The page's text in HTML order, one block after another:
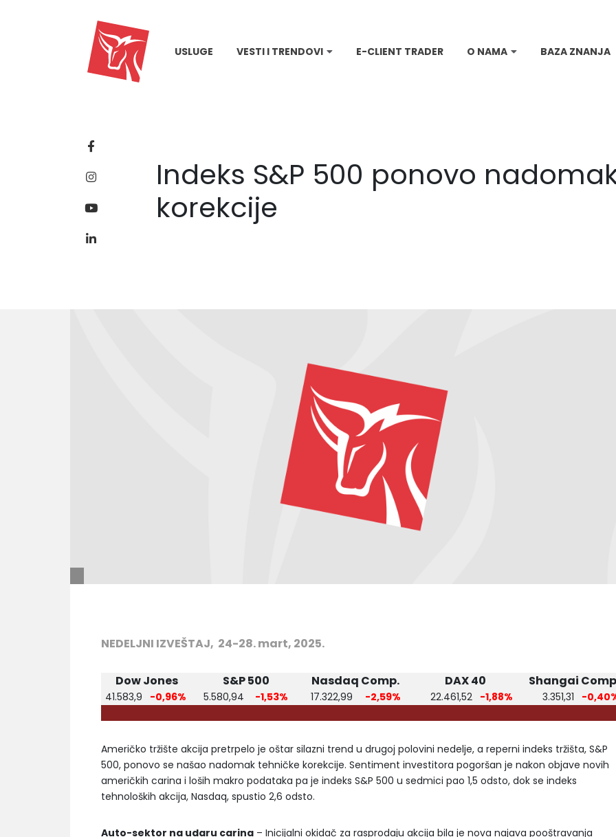
USLUGE VESTI I TRENDOVI E-CLIENT TRADER O NAMA BAZA ZNANJA
Indeks S&P 500 ponovo
korekcije
NEDELJNI IZVEŠTAJ, 24-28. mart, 2025.
Dow Jones S&P 500 Nasdaq Comp. DAX 40 Shangai
41.583,9 -0,96% 5.580,94 -1,53% 17.322,99 -2,59% 22.461,52 -1,88% 3.351,31 -
Američko tržište akcija pretrpelo je oštar silazni trend u drugoj polovini nedelje, a reperni indeks tržišta, S&P
500, ponovo se našao nadomak tehničke korekcije. Sentiment investitora pogoršan je nakon objave novih
američkih carina i loših makro podataka pa je indeks S&P 500 u sedmici pao 1,5 odsto, dok se indeks
tehnoloških akcija, Nasdaq, spustio 2,6 odsto.
Auto-sektor na udaru carina – Inicijalni okidač za rasprodaju akcija bila je nova najava pooštravanja